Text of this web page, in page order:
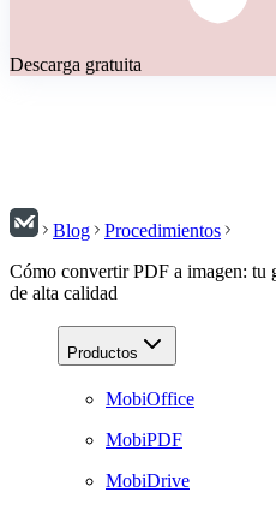
Descarga gratuita
Blog
Procedimientos
Cómo convertir PDF a imagen: tu
de alta calidad
Productos
MobiOffice
MobiPDF
MobiDrive